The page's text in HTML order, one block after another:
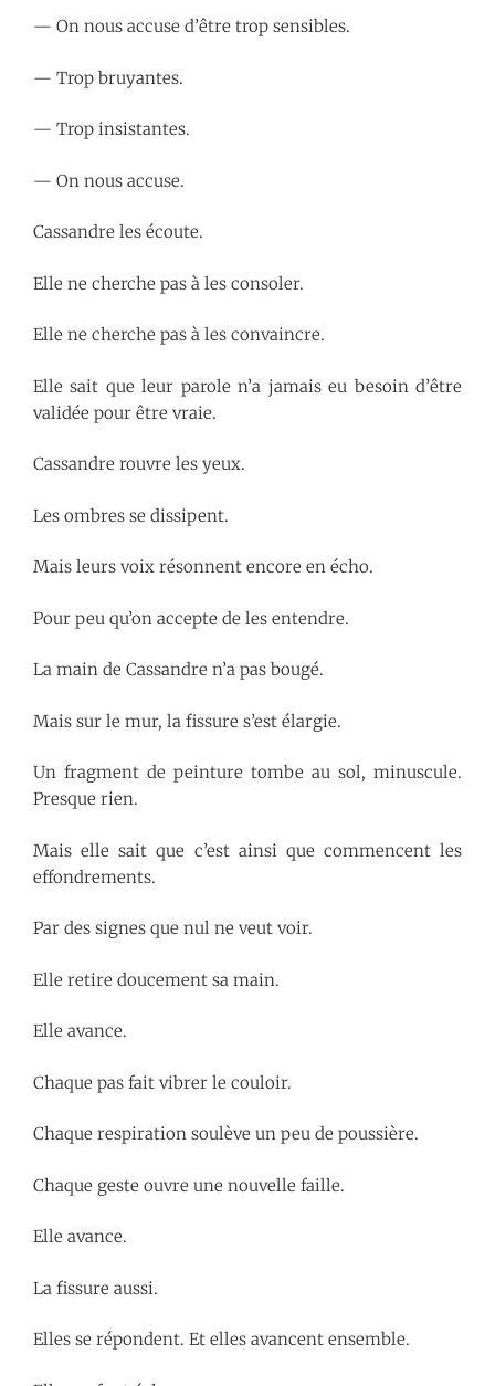
— On nous accuse d’être trop sensibles.
— Trop bruyantes.
— Trop insistantes.
— On nous accuse.
Cassandre les écoute.
Elle ne cherche pas à les consoler.
Elle ne cherche pas à les convaincre.
Elle sait que leur parole n’a jamais eu besoin d’être
validée pour être vraie.
Cassandre rouvre les yeux.
Les ombres se dissipent.
Mais leurs voix résonnent encore en écho.
Pour peu qu’on accepte de les entendre.
La main de Cassandre n’a pas bougé.
Mais sur le mur, la fissure s’est élargie.
Un fragment de peinture tombe au sol, minuscule.
Presque rien.
Mais elle sait que c’est ainsi que commencent les
effondrements.
Par des signes que nul ne veut voir.
Elle retire doucement sa main.
Elle avance.
Chaque pas fait vibrer le couloir.
Chaque respiration soulève un peu de poussière.
Chaque geste ouvre une nouvelle faille.
Elle avance.
La fissure aussi.
Elles se répondent. Et elles avancent ensemble.